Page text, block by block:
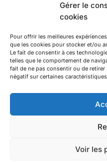
Gérer le
cookies
Pour offrir les meilleures
que les cookies pour stocker et/ou
Le fait de consentir à ces
telles que le comportement de
fait de ne pas consentir ou de
négatif sur certaines
Voir les
Téléphone : 04 78 53
Tous droits réservés.